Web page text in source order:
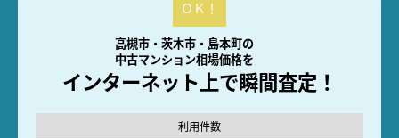
高槻市・茨木市・島本町の
中古マンション相場価格を
インターネット上で瞬間査定！
利用件数